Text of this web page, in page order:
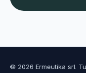
© 2026 Ermeutika srl.